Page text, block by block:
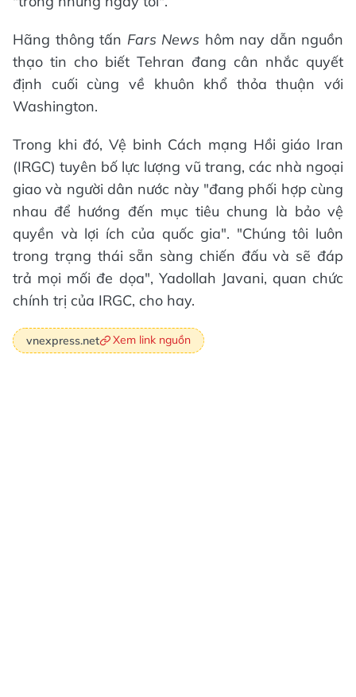
Hãng thông tấn Fars News hôm nay dẫn nguồn
thạo tin cho biết Tehran đang cân nhắc quyết
định cuối cùng về khuôn khổ thỏa thuận với
Washington.
Trong khi đó, Vệ binh Cách mạng Hồi giáo Iran
(IRGC) tuyên bố lực lượng vũ trang, các nhà ngoại
giao và người dân nước này "đang phối hợp cùng
nhau để hướng đến mục tiêu chung là bảo vệ
quyền và lợi ích của quốc gia". "Chúng tôi luôn
trong trạng thái sẵn sàng chiến đấu và sẽ đáp
trả mọi mối đe dọa", Yadollah Javani, quan chức
chính trị của IRGC, cho hay.
vnexpress.net Xem link nguồn